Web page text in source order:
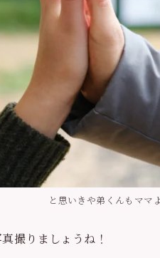
と思いきや弟くんもママ
撮りましょうね！